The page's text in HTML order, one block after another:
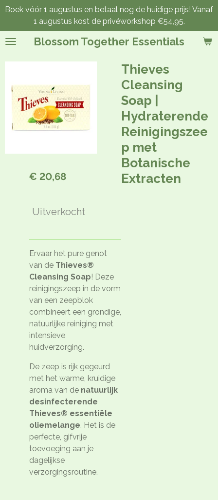
Ga
naar
de
Blossom Together Essentials
Boek vóór 1 augustus en betaal nog de huidige prijs! Vanaf
1 augustus kost de privéworkshop €54,95.
Thieves
Cleansing
Soap |
Hydraterende
Reinigingszee
p met
Botanische
Extracten
€ 20,68
Uitverkocht
Ervaar het pure genot
van de Thieves®
Cleansing Soap! Deze
reinigingszeep in de vorm
van een zeepblok
combineert een grondige,
natuurlijke reiniging met
intensieve
huidverzorging.
De zeep is rijk gegeurd
met het warme, kruidige
aroma van de natuurlijk
desinfecterende
Thieves® essentiële
oliemelange. Het is de
perfecte, gifvrije
toevoeging aan je
dagelijkse
verzorgingsroutine.